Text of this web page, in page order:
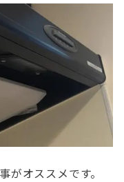
がオススメです。